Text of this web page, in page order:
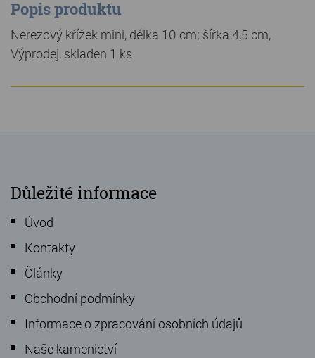
Popis produktu
Nerezový křížek mini, délka 10 cm; šířka 4,5 cm,
Výprodej, skladen 1 ks
Důležité informace
Úvod
Kontakty
Články
Obchodní podmínky
Informace o zpracování osobních údajů
Naše kamenictví